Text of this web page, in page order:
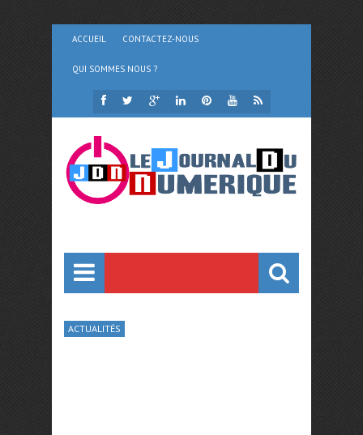
ACCUEIL CONTACTEZ-NOUS
QUI SOMMES NOUS ?
ACTUALITÉS